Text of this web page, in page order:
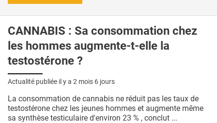
CANNABIS : Sa consommation chez
les hommes augmente-t-elle la
testostérone ?
Actualité publiée il y a 2 mois 6 jours
La consommation de cannabis ne réduit pas les taux de
testostérone chez les jeunes hommes et augmente même
sa synthèse testiculaire d'environ 23 % , conclut ...